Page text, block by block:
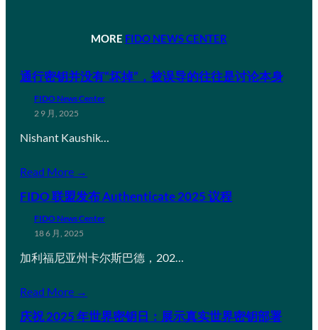
MORE FIDO NEWS CENTER
通行密钥并没有“坏掉”，被误导的往往是讨论本身
FIDO News Center
2 9 月, 2025
Nishant Kaushik…
Read More →
FIDO 联盟发布 Authenticate 2025 议程
FIDO News Center
18 6 月, 2025
加利福尼亚州卡尔斯巴德，202…
Read More →
庆祝 2025 年世界密钥日：展示真实世界密钥部署